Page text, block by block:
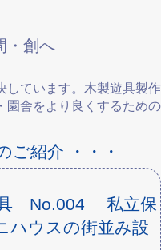
・創へ
ています。木製遊具製作
園舎をより良くするための
ご紹介 ・・・
具 No.004 私立保
ウスの街並み設